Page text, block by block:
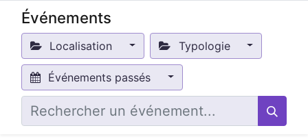
Événements
Localisation Typologie
Événements passés